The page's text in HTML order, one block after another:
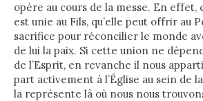
opère au cours de la messe. En effet,
est unie au Fils, qu’elle peut offrir au
sacrifice pour réconcilier le monde
de lui la paix. Si cette union ne
de l’Esprit, en revanche il nous
part activement à l’Église au sein de
la représente là où nous nous